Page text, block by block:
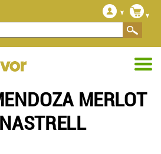
MERLOT